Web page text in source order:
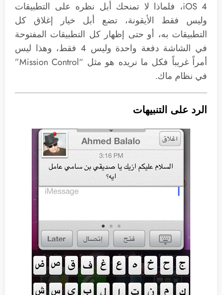
iOS 4، فلماذا لا تمنحك أبل نظره على التطبيقات
وليس فقط الأيقونة، تضع أبل خيار إغلاق كل
التطبيقات به، أو حتى إظهار كل التطبيقات المفتوحة
في الشاشة دفعة واحدة وليس 4 فقط، وهذا ليس
أمراً غريباً فكل ما نريده هو مثل “Mission Control”
في نظام ماك.
الرد على التنبيهات